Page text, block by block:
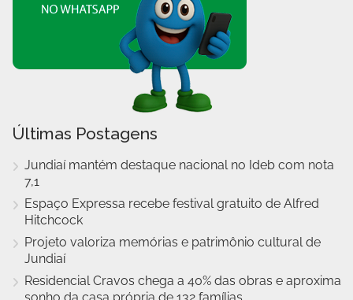
Últimas Postagens
Jundiaí mantém destaque nacional no Ideb com nota
7,1
Espaço Expressa recebe festival gratuito de Alfred
Hitchcock
Projeto valoriza memórias e patrimônio cultural de
Jundiaí
Residencial Cravos chega a 40% das obras e aproxima